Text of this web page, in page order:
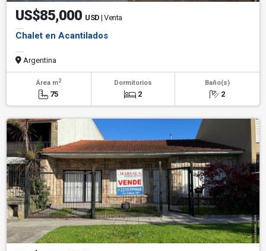
US$85,000 USD | Venta
Chalet en Acantilados
Argentina
Área m2
75
Dormitorios
2
Baño(s)
2